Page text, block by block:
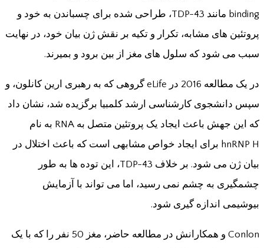
binding مانند TDP-43، طراحی شده برای چسباندن به خود و
پروتئین های مشابه، تکرار و تکیه بر نقش ژن بیان خود، در نهایت
سبب می شود که سلول های مغز از بین برود و بمیرند.
در یک مطالعه 2016 در eLife گروهی که به رهبری ارین کانلون، و
سپس دانشجوی کارشناسی ارشد کلمبیا برگزیده شد، نشان داد
که این جهش باعث ایجاد یک پروتئین متصل به RNA به نام
hnRNP H برای ایجاد خواص مشابهی است که باعث اختلال در
بیان ژن می شود. بر خلاف TDP-43، این توده ها به طور
چشمگیری به چشم نمی رسید، اما می تواند با آزمایش
بیوشیمی اندازه گیری شود.
Conlon و همکارانش در مطالعه حاضر، مغز 50 نفر را که با یک